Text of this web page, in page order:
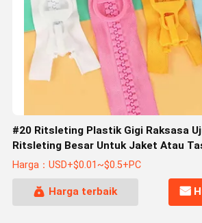
#20 Ritsleting Plastik Gigi Raksasa
Ritsleting Besar Untuk Jaket Atau
Harga：USD+$0.01~$0.5+PC
Harga terbaik